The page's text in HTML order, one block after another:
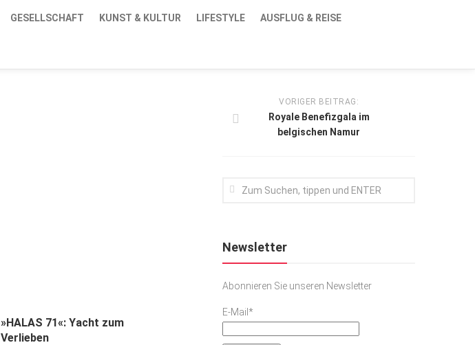
GESELLSCHAFT KUNST & KULTUR LIFESTYLE AUSFLUG & REISE
»HALAS 71«: Yacht zum
Verlieben
VORIGER BEITRAG:
Royale Benefizgala im
belgischen Namur
Newsletter
Abonnieren Sie unseren Newsletter
E-Mail*